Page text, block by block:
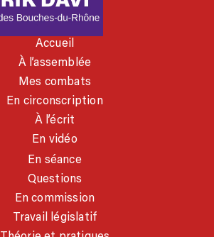
Accueil
À l’assemblée
Mes combats
En circonscription
À l’écrit
En vidéo
En séance
Questions
En commission
Travail législatif